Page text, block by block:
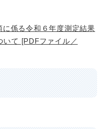
に係る令和６年度測定結果
いて [PDFファイル／